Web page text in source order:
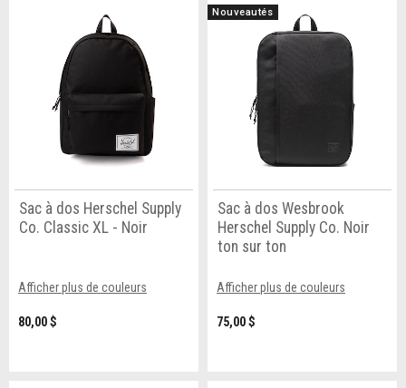
Sac à dos Herschel Supply
Co. Classic XL - Noir
Afficher plus de couleurs
80,00 $
Nouveautés
Sac à dos Wesbrook
Herschel Supply Co. Noir
ton sur ton
Afficher plus de couleurs
75,00 $